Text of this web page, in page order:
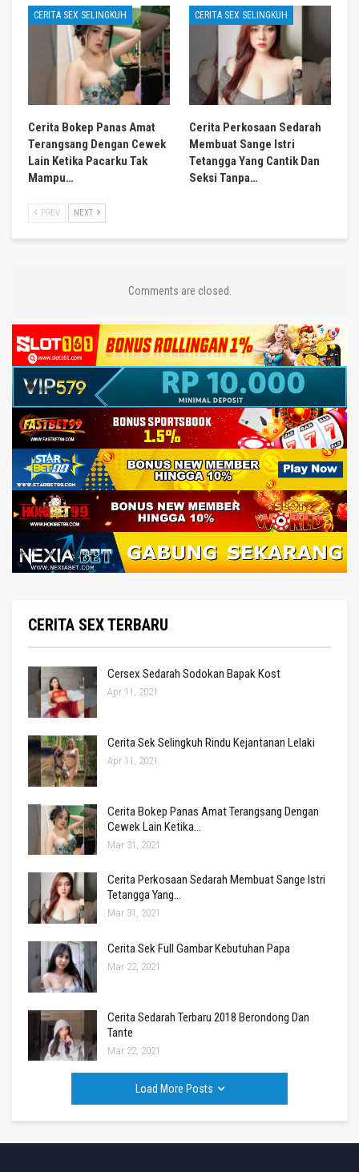
CERITA SEX SELINGKUH
Cerita Bokep Panas Amat
Terangsang Dengan Cewek
Lain Ketika Pacarku Tak
Mampu…
CERITA SEX SELINGKUH
Cerita Perkosaan Sedarah
Membuat Sange Istri
Tetangga Yang Cantik Dan
Seksi Tanpa…
PREV NEXT
Comments are closed.
CERITA SEX TERBARU
Cersex Sedarah Sodokan Bapak Kost
Apr 11, 2021
Cerita Sek Selingkuh Rindu Kejantanan Lelaki
Apr 11, 2021
Cerita Bokep Panas Amat Terangsang Dengan
Cewek Lain Ketika…
Mar 31, 2021
Cerita Perkosaan Sedarah Membuat Sange Istri
Tetangga Yang…
Mar 31, 2021
Cerita Sek Full Gambar Kebutuhan Papa
Mar 22, 2021
Cerita Sedarah Terbaru 2018 Berondong Dan
Tante
Mar 22, 2021
Load More Posts